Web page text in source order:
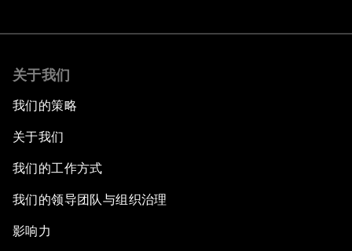
关于我们
我们的策略
关于我们
我们的工作方式
我们的领导团队与组织治理
影响力